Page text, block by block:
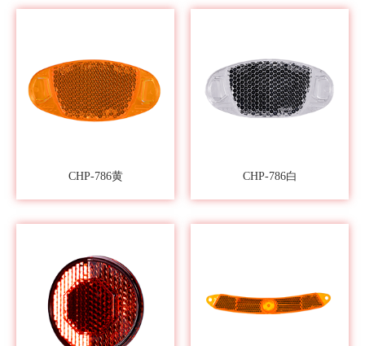
CHP-786黄 CHP-786白